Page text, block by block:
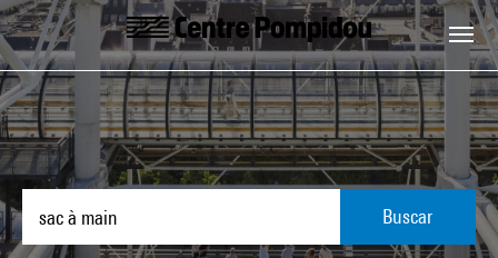
Skip to main content
Centre Pompidou
Buscar